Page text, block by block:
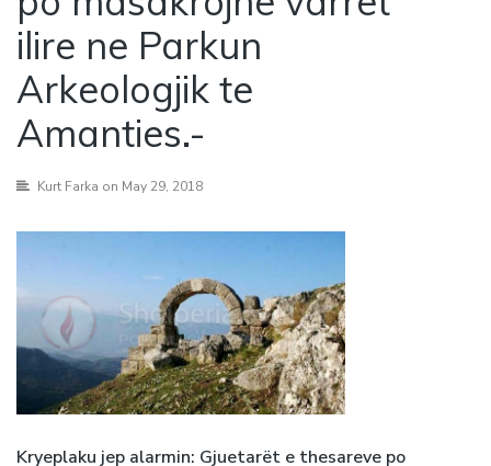
ilire ne Parkun
Arkeologjik te
Amanties.-
Kurt Farka on May 29, 2018
Kryeplaku jep alarmin: Gjuetarët e thesareve po